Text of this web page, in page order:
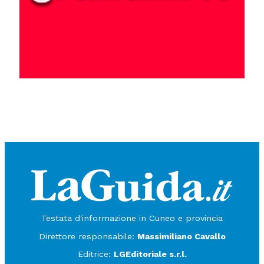
Testata d'informazione in Cuneo e provincia
Direttore responsabile: Massimiliano Cavallo
Editrice: LGEditoriale s.r.l.